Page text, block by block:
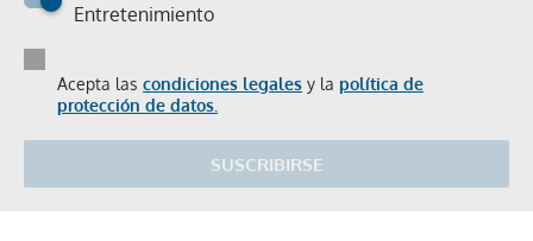
Entretenimiento
Acepta las condiciones legales y la política de
protección de datos.
SUSCRIBIRSE